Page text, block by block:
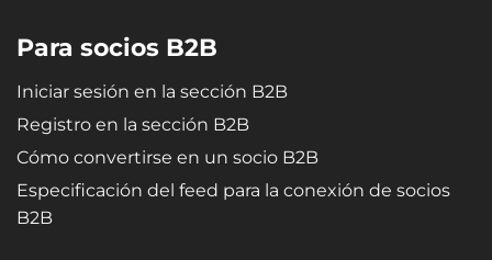
Para socios B2B
Iniciar sesión en la sección B2B
Registro en la sección B2B
Cómo convertirse en un socio B2B
Especificación del feed para la conexión de socios
B2B